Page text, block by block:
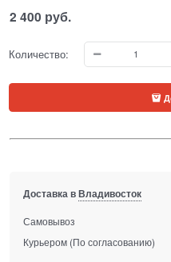
2 400 руб.
Количество:
Доставка вВладивосток
Самовывоз
Курьером (По согласованию)